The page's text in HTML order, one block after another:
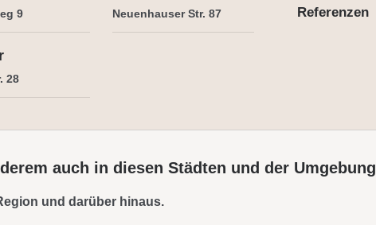
9 Neuenhauser Str. 87
28
Referenzen
auch in diesen Städten und der Umgebung
und darüber hinaus.